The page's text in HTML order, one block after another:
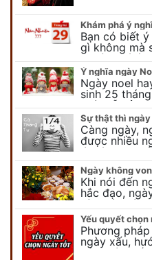
Bạn có biết
gì không mà
người chú ý
đều cho
Ý nghĩa ngày
Ngày noel
sinh 25
ngày lễ của
lễ thiên chúa
Sự thật thì
Càng ngày,
được nhiều
là các bạn
vui chơi, tinh
Ngày không
Khi nói đến
hắc đạo,
còn có ngày
nói đến
Yếu quyết
Phương
ngày xấu,
tốt, ngày